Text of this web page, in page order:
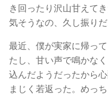
き回ったり沢山甘えて
気そうなの、久し振りだ
最近、僕が実家に帰っ
たし、甘い声で鳴かな
込んだようだったから
まじく若返った。めっ